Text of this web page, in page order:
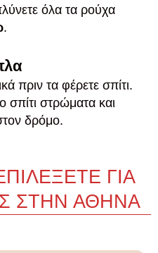
όλα τα ρούχα
.
πριν τα φέρετε σπίτι.
σπίτι στρώματα και
δρόμο.
ΓΙΑ
ΣΤΗΝ ΑΘΗΝΑ